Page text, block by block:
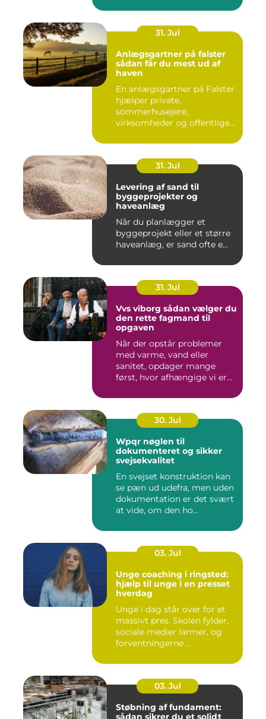
31. Jul
Anlægsgartner på falster
sådan får du mest ud af
haven
En anlægsgartner på Falster
hjælper private,
sommerhusejere,
virksomheder og offentlige
31. Jul
Levering af sand til
byggeprojekter og
haveanlæg
Når du planlægger et
byggeprojekt eller et større
haveanlæg, er sand ofte e...
31. Jul
Vvs viborg sådan vælger du
den rette fagmand til
opgaven
Når der opstår problemer
med varme, vand eller
sanitet, opdager mange
først, hvor afhængige vi er
30. Jul
Wpqr nøglen til
dokumenteret og sikker
svejsekvalitet
En svejset konstruktion kan
se pæn ud udefra, men uden
dokumentation er det svært
at vide, om den ho...
03. Jul
Unge coaching i ringsted:
hjælp til unge i en presset
hverdag
Unge i dag står over for et
massivt pres. Skolen fylder,
sociale medier larmer, og
forventningerne ...
03. Jul
Støbning af fundament:
sådan sikrer du et solidt